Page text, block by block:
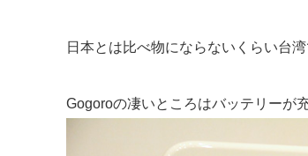
日本とは比べ物にならないくらい台
Gogoroの凄いところはバッテリーが